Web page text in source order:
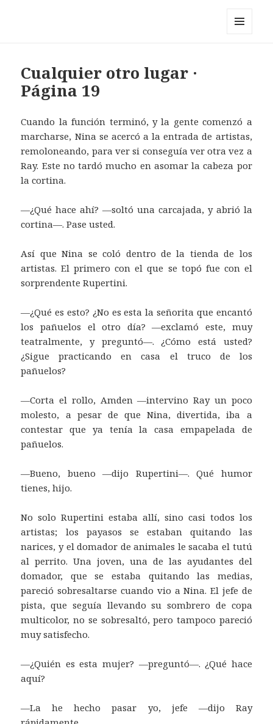
Cualquier otro lugar ·
Página 19
Cuando la función terminó, y la gente comenzó a
marcharse, Nina se acercó a la entrada de artistas,
remoloneando, para ver si conseguía ver otra vez a
Ray. Este no tardó mucho en asomar la cabeza por
la cortina.
—¿Qué hace ahí? —soltó una carcajada, y abrió la
cortina—. Pase usted.
Así que Nina se coló dentro de la tienda de los
artistas. El primero con el que se topó fue con el
sorprendente Rupertini.
—¿Qué es esto? ¿No es esta la señorita que encantó
los pañuelos el otro día? —exclamó este, muy
teatralmente, y preguntó—. ¿Cómo está usted?
¿Sigue practicando en casa el truco de los
pañuelos?
—Corta el rollo, Amden —intervino Ray un poco
molesto, a pesar de que Nina, divertida, iba a
contestar que ya tenía la casa empapelada de
pañuelos.
—Bueno, bueno —dijo Rupertini—. Qué humor
tienes, hijo.
No solo Rupertini estaba allí, sino casi todos los
artistas; los payasos se estaban quitando las
narices, y el domador de animales le sacaba el tutú
al perrito. Una joven, una de las ayudantes del
domador, que se estaba quitando las medias,
pareció sobresaltarse cuando vio a Nina. El jefe de
pista, que seguía llevando su sombrero de copa
multicolor, no se sobresaltó, pero tampoco pareció
muy satisfecho.
—¿Quién es esta mujer? —preguntó—. ¿Qué hace
aquí?
—La he hecho pasar yo, jefe —dijo Ray